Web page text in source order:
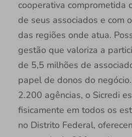
cooperativa comprometida
de seus associados e com
das regiões onde atua.
gestão que valoriza a
de 5,5 milhões de
papel de donos do
2.200 agências, o Sicredi
fisicamente em todos os
no Distrito Federal,